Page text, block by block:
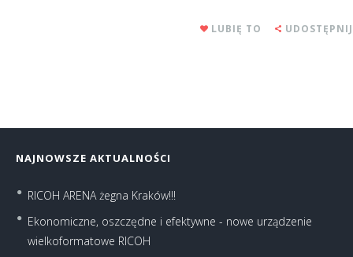
LUBIĘ TO UDOSTĘPNIJ
NAJNOWSZE AKTUALNOŚCI
RICOH ARENA żegna Kraków!!!
Ekonomiczne, oszczędne i efektywne - nowe urządzenie
wielkoformatowe RICOH